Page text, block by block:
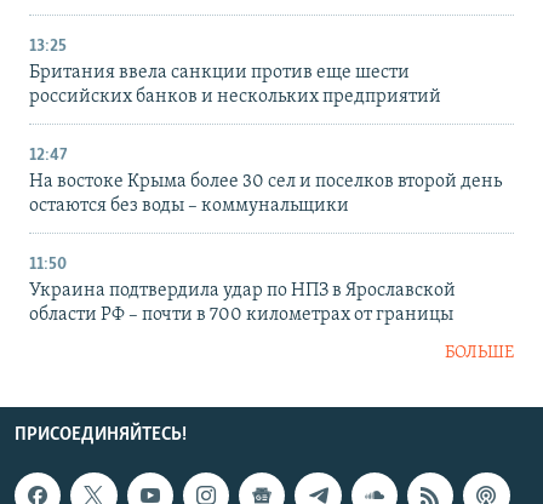
13:25
Британия ввела санкции против еще шести
российских банков и нескольких предприятий
12:47
На востоке Крыма более 30 сел и поселков второй день
остаются без воды – коммунальщики
11:50
Украина подтвердила удар по НПЗ в Ярославской
области РФ – почти в 700 километрах от границы
БОЛЬШЕ
ПРИСОЕДИНЯЙТЕСЬ!